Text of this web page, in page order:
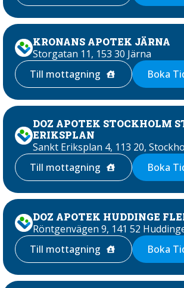
KRONANS APOTEK JÄRNA
Storgatan 11, 153 30 Järna
Till mottagning
Boka
DOZ APOTEK STOCKHOLM
ERIKSPLAN
Sankt Eriksplan 4, 113 20,
Till mottagning
Boka
DOZ APOTEK HUDDINGE
Röntgenvägen 9, 141 52
Till mottagning
Boka